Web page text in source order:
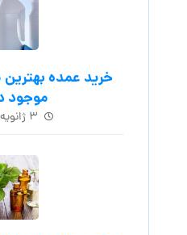
خرید عمده
موجود
۳ ژانویه, ۲۰۲۳